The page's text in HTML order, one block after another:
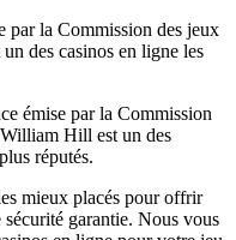
par la Commission des jeux
des casinos en ligne les
émise par la Commission
Hill est un des
réputés.
mieux placés pour offrir
garantie. Nous vous